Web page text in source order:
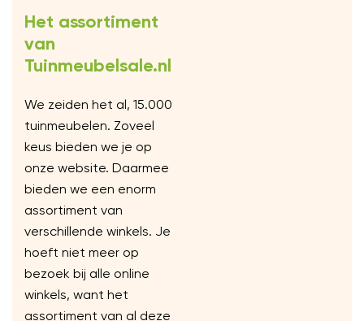
Het assortiment
van
Tuinmeubelsale.nl
We zeiden het al, 15.000
tuinmeubelen. Zoveel
keus bieden we je op
onze website. Daarmee
bieden we een enorm
assortiment van
verschillende winkels. Je
hoeft niet meer op
bezoek bij alle online
winkels, want het
assortiment van al deze